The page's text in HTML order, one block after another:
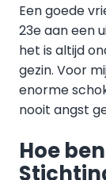
Een goede
23e aan een
het is altijd
gezin. Voor
enorme
nooit angst
Hoe